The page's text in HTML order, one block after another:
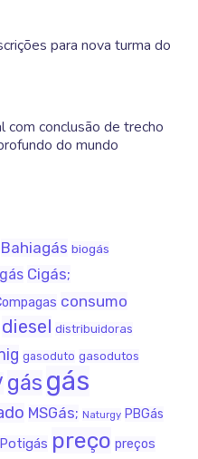
para nova turma do
com conclusão de trecho
do mundo
Bahiagás biogás
Cigás;
consumo
diesel distribuidoras
gasoduto gasodutos
gás gás
MSGás; Naturgy PBGás
Potigás preço preços